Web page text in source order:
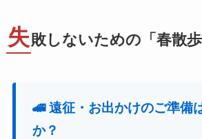
失敗しないための「春散
🚄 遠征・お出かけのご準備
か？